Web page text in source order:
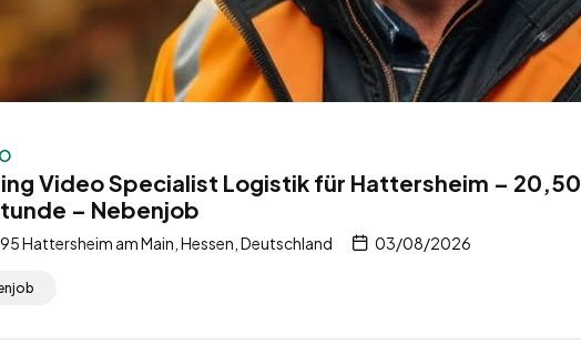
Video Specialist Logistik für Hattersheim – 20,50
– Nebenjob
Hattersheim am Main, Hessen, Deutschland 03/08/2026